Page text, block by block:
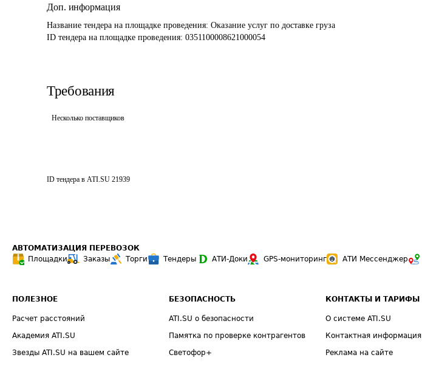
Доп. информация
Название тендера на площадке проведения: Оказание услуг по доставке груза
ID тендера на площадке проведения: 0351100008621000054
Требования
Несколько поставщиков
ID тендера в ATI.SU 21939
АВТОМАТИЗАЦИЯ ПЕРЕВОЗОК
Площадки
Заказы Торги Тендеры АТИ-Доки GPS-мониторинг АТИ Мессенджер
ПОЛЕЗНОЕ
Расчет расстояний
Академия ATI.SU
Звезды ATI.SU на вашем сайте
БЕЗОПАСНОСТЬ
ATI.SU о безопасности
Памятка по проверке контрагентов
Светофор+
КОНТАКТЫ И ТАРИФЫ
О системе ATI.SU
Контактная информация
Реклама на сайте